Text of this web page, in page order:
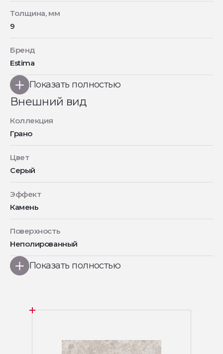
Толщина, мм
9
Бренд
Estima
Показать полностью
Внешний вид
Коллекция
Грано
Цвет
Серый
Эффект
Камень
Поверхность
Неполированный
Показать полностью